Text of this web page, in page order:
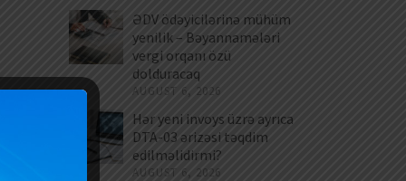
ƏDV ödəyicilərinə mühüm
yenilik – Bəyannamələri
vergi orqanı özü
dolduracaq
AUGUST 6, 2026
Hər yeni invoys üzrə ayrıca
DTA-03 ərizəsi təqdim
edilməlidirmi?
AUGUST 6, 2026